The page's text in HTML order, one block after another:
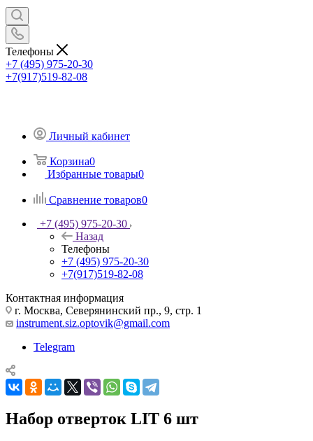
Телефоны
+7 (495) 975-20-30
+7(917)519-82-08
Личный кабинет
Корзина0
Избранные товары0
Сравнение товаров0
+7 (495) 975-20-30
Назад
Телефоны
+7 (495) 975-20-30
+7(917)519-82-08
Контактная информация
г. Москва, Северянинский пр., 9, стр. 1
instrument.siz.optovik@gmail.com
Telegram
Набор отверток LIT 6 шт